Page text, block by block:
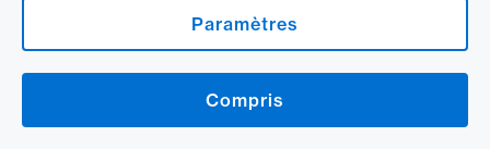
Paramètres
Compris
Footer
Horgen | Copyright © 2026
Conditions et informations juridiques
des cookies